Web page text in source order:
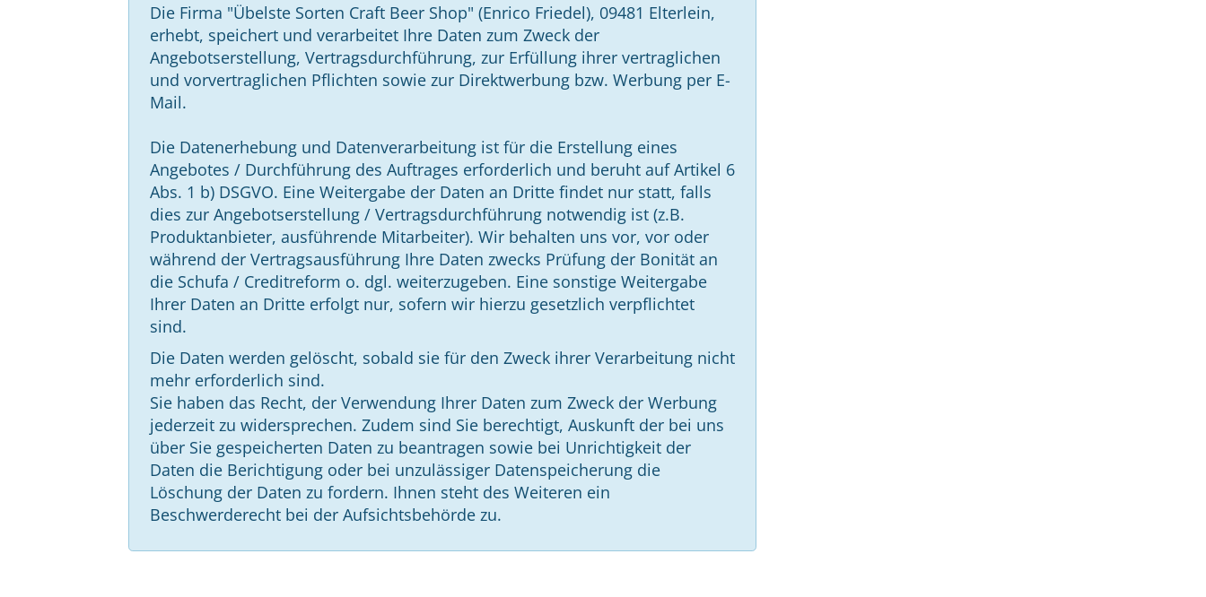
Die Firma "Übelste Sorten Craft Beer Shop" (Enrico Friedel), 09481 Elterlein,
erhebt, speichert und verarbeitet Ihre Daten zum Zweck der
Angebotserstellung, Vertragsdurchführung, zur Erfüllung ihrer vertraglichen
und vorvertraglichen Pflichten sowie zur Direktwerbung bzw. Werbung per E-
Mail.
Die Datenerhebung und Datenverarbeitung ist für die Erstellung eines
Angebotes / Durchführung des Auftrages erforderlich und beruht auf Artikel 6
Abs. 1 b) DSGVO. Eine Weitergabe der Daten an Dritte findet nur statt, falls
dies zur Angebotserstellung / Vertragsdurchführung notwendig ist (z.B.
Produktanbieter, ausführende Mitarbeiter). Wir behalten uns vor, vor oder
während der Vertragsausführung Ihre Daten zwecks Prüfung der Bonität an
die Schufa / Creditreform o. dgl. weiterzugeben. Eine sonstige Weitergabe
Ihrer Daten an Dritte erfolgt nur, sofern wir hierzu gesetzlich verpflichtet
sind.
Die Daten werden gelöscht, sobald sie für den Zweck ihrer Verarbeitung nicht
mehr erforderlich sind.
Sie haben das Recht, der Verwendung Ihrer Daten zum Zweck der Werbung
jederzeit zu widersprechen. Zudem sind Sie berechtigt, Auskunft der bei uns
über Sie gespeicherten Daten zu beantragen sowie bei Unrichtigkeit der
Daten die Berichtigung oder bei unzulässiger Datenspeicherung die
Löschung der Daten zu fordern. Ihnen steht des Weiteren ein
Beschwerderecht bei der Aufsichtsbehörde zu.